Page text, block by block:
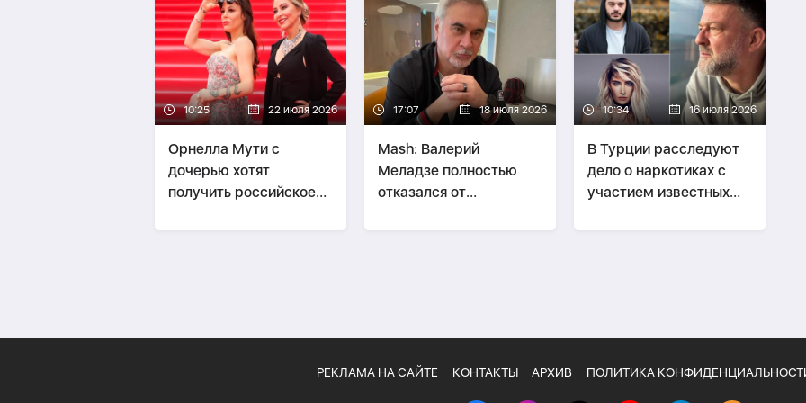
10:25 22 июля 2026
Орнелла Мути с
дочерью хотят
получить российское
17:07 18 июля 2026
Mash: Валерий
Меладзе полностью
отказался от
10:34 16 июля 2026
В Турции расследуют
дело о наркотиках с
участием известных
бизнеса
РЕКЛАМА НА САЙТЕ КОНТАКТЫ АРХИВ ПОЛИТИКА